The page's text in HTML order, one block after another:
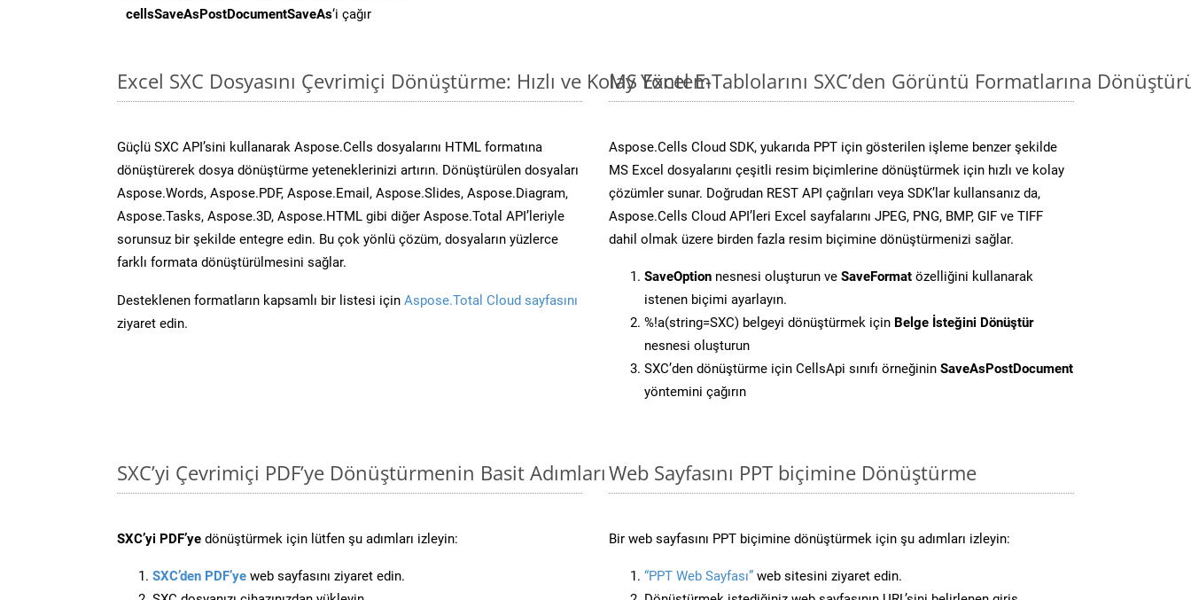
cellsSaveAsPostDocumentSaveAs‘i çağır
Excel SXC Dosyasını Çevrimiçi Dönüştürme: Hızlı ve Kolay Yöntem
Güçlü SXC API’sini kullanarak Aspose.Cells dosyalarını HTML formatına
dönüştürerek dosya dönüştürme yeteneklerinizi artırın. Dönüştürülen dosyaları
Aspose.Words, Aspose.PDF, Aspose.Email, Aspose.Slides, Aspose.Diagram,
Aspose.Tasks, Aspose.3D, Aspose.HTML gibi diğer Aspose.Total API’leriyle
sorunsuz bir şekilde entegre edin. Bu çok yönlü çözüm, dosyaların yüzlerce
farklı formata dönüştürülmesini sağlar.
Desteklenen formatların kapsamlı bir listesi için Aspose.Total Cloud sayfasını
ziyaret edin.
MS Excel E-Tablolarını SXC’den Görüntü Formatlarına
Aspose.Cells Cloud SDK, yukarıda PPT için gösterilen işleme benzer şekilde
MS Excel dosyalarını çeşitli resim biçimlerine dönüştürmek için hızlı ve kolay
çözümler sunar. Doğrudan REST API çağrıları veya SDK’lar kullansanız da,
Aspose.Cells Cloud API’leri Excel sayfalarını JPEG, PNG, BMP, GIF ve TIFF
dahil olmak üzere birden fazla resim biçimine dönüştürmenizi sağlar.
SaveOption nesnesi oluşturun ve SaveFormat özelliğini kullanarak
istenen biçimi ayarlayın.
%!a(string=SXC) belgeyi dönüştürmek için Belge İsteğini Dönüştür
nesnesi oluşturun
SXC’den dönüştürme için CellsApi sınıfı örneğinin SaveAsPostDocument
yöntemini çağırın
SXC’yi Çevrimiçi PDF’ye Dönüştürmenin Basit Adımları
SXC’yi PDF’ye dönüştürmek için lütfen şu adımları izleyin:
SXC’den PDF’ye web sayfasını ziyaret edin.
Web Sayfasını PPT biçimine Dönüştürme
Bir web sayfasını PPT biçimine dönüştürmek için şu adımları izleyin:
“PPT Web Sayfası” web sitesini ziyaret edin.